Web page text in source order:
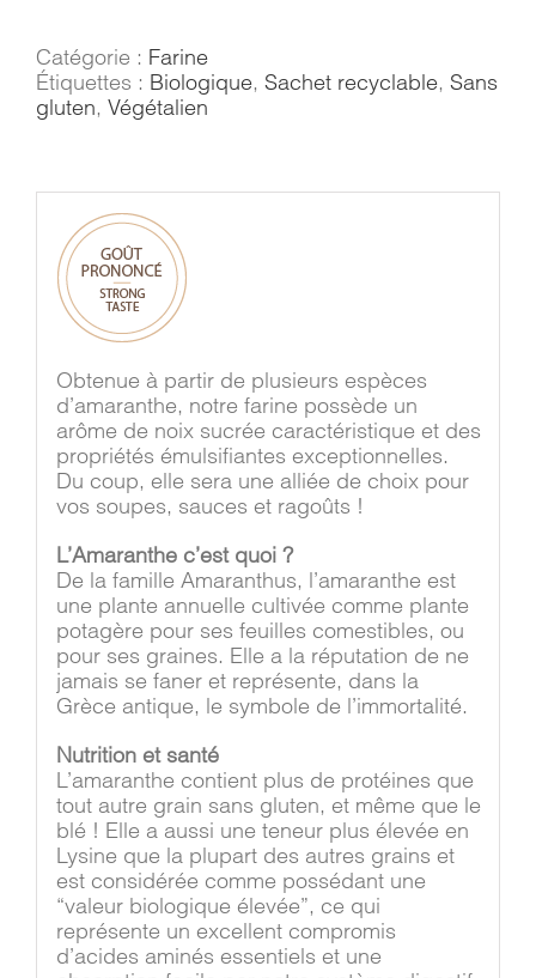
Catégorie : Farine
Étiquettes : Biologique, Sachet recyclable, Sans
gluten, Végétalien
Obtenue à partir de plusieurs espèces
d’amaranthe, notre farine possède un
arôme de noix sucrée caractéristique et des
propriétés émulsifiantes exceptionnelles.
Du coup, elle sera une alliée de choix pour
vos soupes, sauces et ragoûts !
L’Amaranthe c’est quoi ?
De la famille Amaranthus, l’amaranthe est
une plante annuelle cultivée comme plante
potagère pour ses feuilles comestibles, ou
pour ses graines. Elle a la réputation de ne
jamais se faner et représente, dans la
Grèce antique, le symbole de l’immortalité.
Nutrition et santé
L’amaranthe contient plus de protéines que
tout autre grain sans gluten, et même que le
blé ! Elle a aussi une teneur plus élevée en
Lysine que la plupart des autres grains et
est considérée comme possédant une
“valeur biologique élevée”, ce qui
représente un excellent compromis
d’acides aminés essentiels et une